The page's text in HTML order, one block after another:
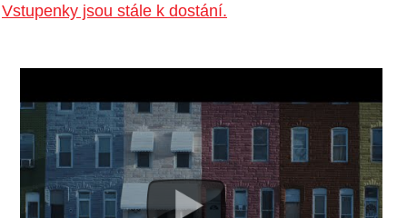
Vstupenky jsou stále k dostání.